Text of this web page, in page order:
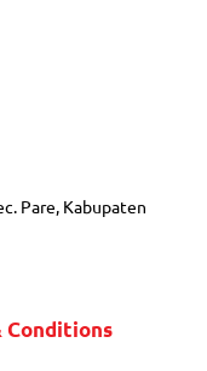
Pare, Kabupaten
Conditions